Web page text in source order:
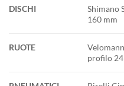
DISCHI
Shimano
160 mm
RUOTE
profilo